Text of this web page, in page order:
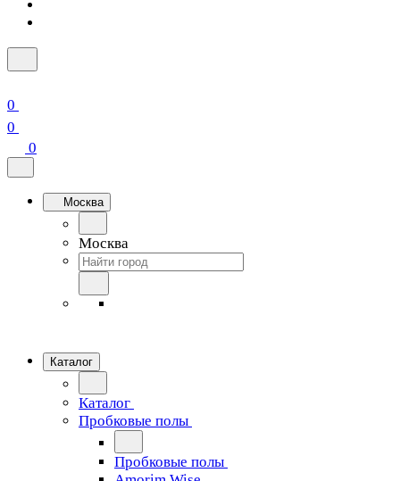
0
0
0
Москва
Москва
Каталог
Каталог
Пробковые полы
Пробковые полы